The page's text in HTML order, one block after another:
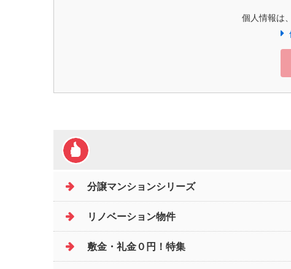
個人情報は
分譲マンションシリーズ
リノベーション物件
敷金・礼金０円！特集